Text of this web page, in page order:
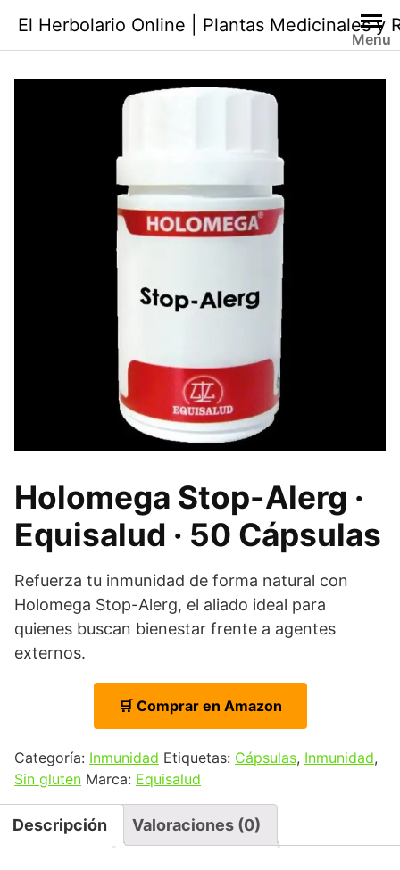
contenido
El Herbolario Online | Plantas Medicinales y
Menu
Holomega Stop-Alerg ·
Equisalud · 50 Cápsulas
Refuerza tu inmunidad de forma natural con
Holomega Stop-Alerg, el aliado ideal para
quienes buscan bienestar frente a agentes
externos.
🛒 Comprar en Amazon
Categoría: Inmunidad Etiquetas: Cápsulas, Inmunidad,
Sin gluten Marca: Equisalud
Descripción Valoraciones (0)